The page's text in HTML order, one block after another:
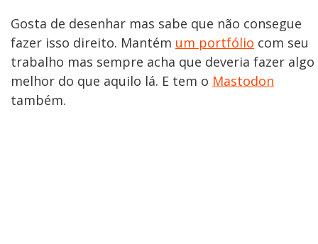
Gosta de desenhar mas sabe que não consegue
fazer isso direito. Mantém um portfólio com seu
trabalho mas sempre acha que deveria fazer algo
melhor do que aquilo lá. E tem o Mastodon
também.